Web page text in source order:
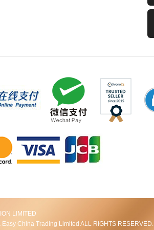
LIMITED
China Trading Limited ALL RIGHTS RESERVED.